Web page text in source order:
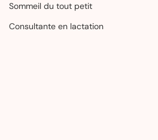
Sommeil du tout petit
Consultante en lactation